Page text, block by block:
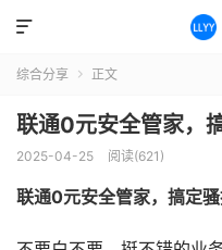

综合分享  正文
联通0元安全管家，
2025-04-25 阅读(621)
联通0元安全管家，搞定骚